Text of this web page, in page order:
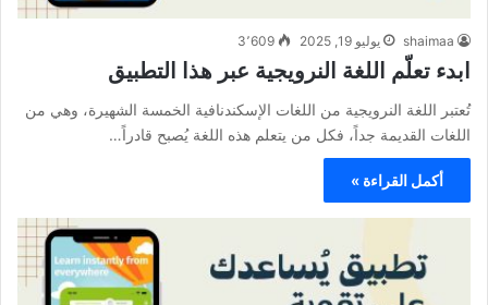
shaimaa يوليو 19, 2025 3٬609
ابدء تعلّم اللغة النرويجية عبر هذا التطبيق
تُعتبر اللغة النرويجية من اللغات الإسكندنافية الخمسة الشهيرة، وهي من
اللغات القديمة جداً، فكل من يتعلم هذه اللغة يُصبح قادراً…
أكمل القراءة »